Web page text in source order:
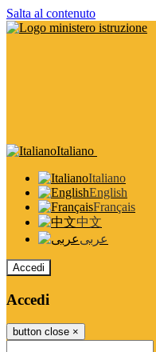
Salta al contenuto
Italiano
Italiano
English
Français
中文
عربى
Accedi
Accedi
button close ×